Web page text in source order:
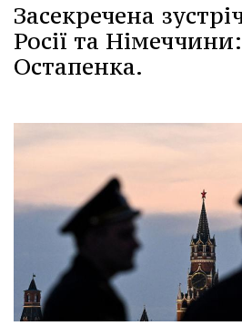
Засекречена
Росії та
Остапенка.